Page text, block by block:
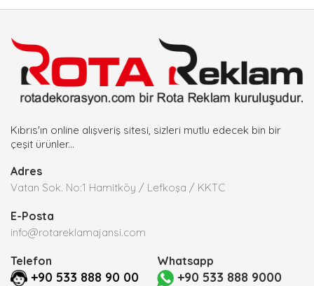
Kıbrıs'ın online alışveriş sitesi, sizleri mutlu edecek bin bir
çeşit ürünler...
Adres
Vatan Sok. No:1 Hamitköy / Lefkoşa / KKTC
E-Posta
info@rotareklamajansi.com
Telefon
+90 533 888 90 00
Whatsapp
+90 533 888 9000